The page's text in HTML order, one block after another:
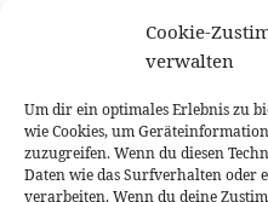
Cookie-
verwalten
Um dir ein optimales Erlebnis zu
wie Cookies, um
zuzugreifen. Wenn du diesen
Daten wie das Surfverhalten oder
verarbeiten. Wenn du deine
Videoaufnahmen Tipps
Videoeffekte Vlogit